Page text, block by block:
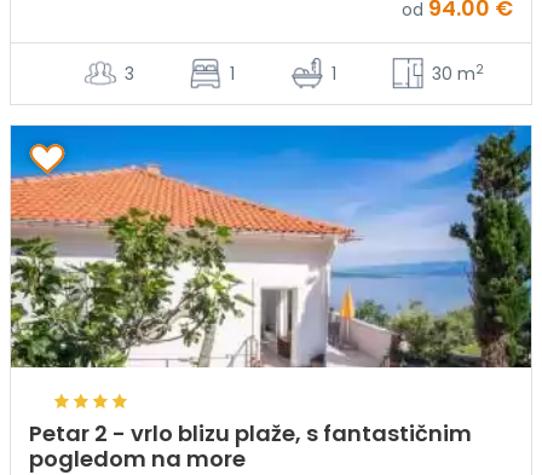
od 94.00 €
3 1 1 30 m2
Petar 2 - vrlo blizu plaže, s fantastičnim
pogledom na more